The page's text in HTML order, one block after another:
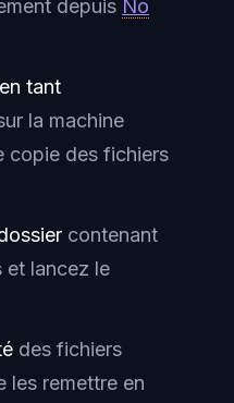
depuis No
tant
la machine
copie des fichiers
contenant
et lancez le
des fichiers
les remettre en